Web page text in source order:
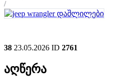
/
38 23.05.2026 ID 2761
აღწერა